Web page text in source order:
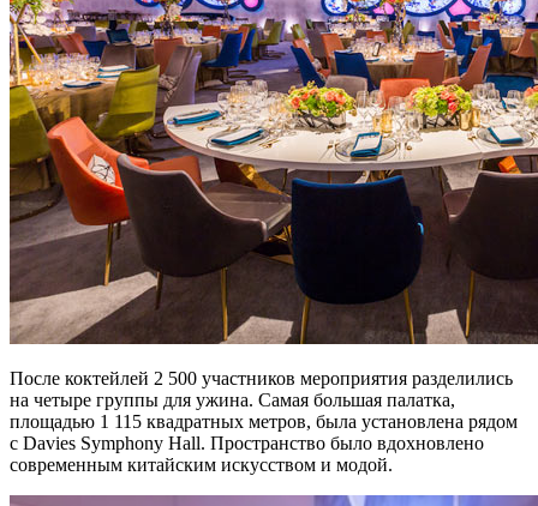
После коктейлей 2 500 участников мероприятия разделились
на четыре группы для ужина. Самая большая палатка,
площадью 1 115 квадратных метров, была установлена рядом
с Davies Symphony Hall. Пространство было вдохновлено
современным китайским искусством и модой.